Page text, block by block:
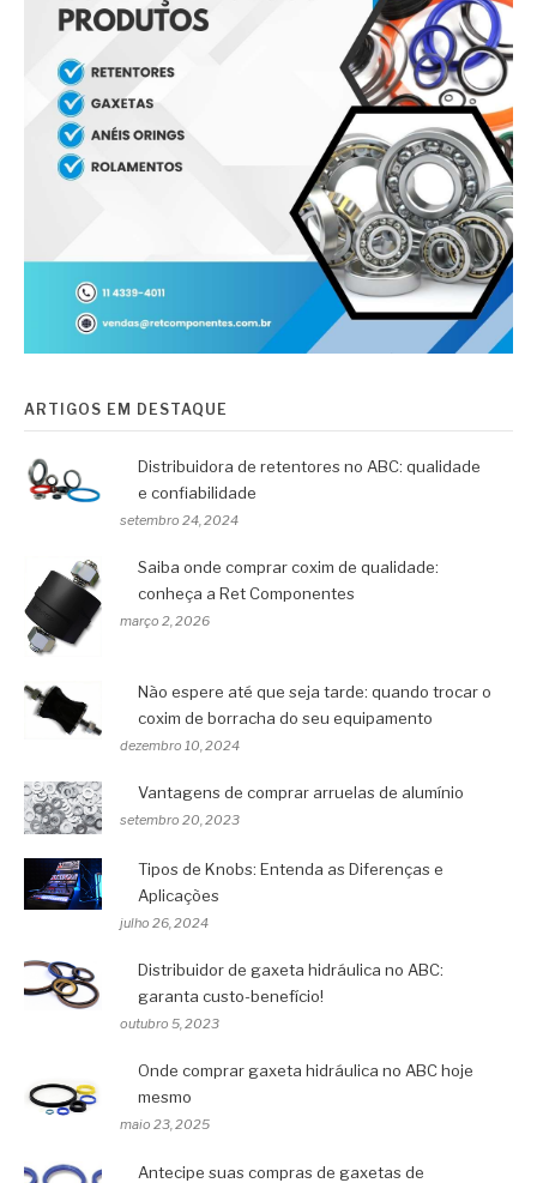
ARTIGOS EM DESTAQUE
Distribuidora de retentores no ABC: qualidade
e confiabilidade
setembro 24, 2024
Saiba onde comprar coxim de qualidade:
conheça a Ret Componentes
março 2, 2026
Não espere até que seja tarde: quando trocar o
coxim de borracha do seu equipamento
dezembro 10, 2024
Vantagens de comprar arruelas de alumínio
setembro 20, 2023
Tipos de Knobs: Entenda as Diferenças e
Aplicações
julho 26, 2024
Distribuidor de gaxeta hidráulica no ABC:
garanta custo-benefício!
outubro 5, 2023
Onde comprar gaxeta hidráulica no ABC hoje
mesmo
maio 23, 2025
Antecipe suas compras de gaxetas de